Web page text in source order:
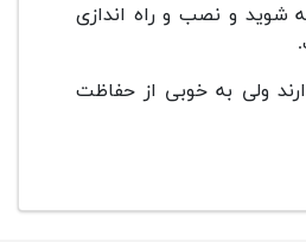
شوید و نصب و راه اندازی
ولی به خوبی از حفاظت